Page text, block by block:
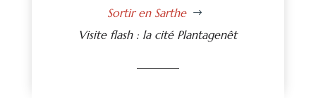
Sortir en Sarthe $
Visite flash : la cité Plantagenêt